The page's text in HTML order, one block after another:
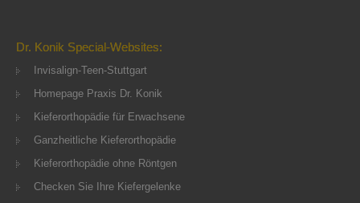
Dr. Konik Special-Websites:
Invisalign-Teen-Stuttgart
Homepage Praxis Dr. Konik
Kieferorthopädie für Erwachsene
Ganzheitliche Kieferorthopädie
Kieferorthopädie ohne Röntgen
Checken Sie Ihre Kiefergelenke